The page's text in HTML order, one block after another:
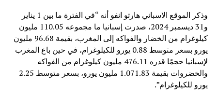
وذكر الموقع الاسباني هارتو انفو أنه “في الفترة ما بين 1 يناير
و31 ديسمبر 2024، صدرت إسبانيا ما مجموعه 110.05 مليون
كيلوغرام من الخضار والفواكه إلى المغرب، بقيمة 96.68 مليون
يورو بسعر متوسط ​​0.88 يورو للكيلوغرام، في حين باع المغرب
لإسبانيا حجمًا قدره 476.11 مليون كيلوغرام من الفواكه
والخضروات بقيمة 1.071.83 مليون يورو، بسعر متوسط ​​2.25
يورو للكيلوغرام”.